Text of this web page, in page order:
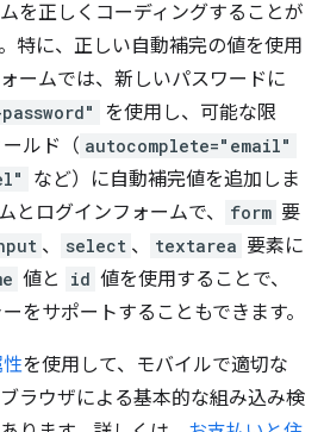
を正しくコーディングすることが
特に、正しい自動補完の値を使用
ームでは、新しいパスワードに
を使用し、可能な限
ルド（ autocomplete="email"
など）に自動補完値を追加しま
とログインフォームで、
form 要
、 select 、 textarea 要素に
値と id 値を使用することで、
をサポートすることもできます。
を使用して、モバイルで適切な
ラウザによる基本的な組み込み検